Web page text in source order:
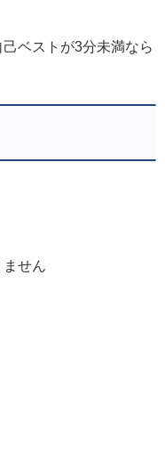
ベストが3分未満なら
せん